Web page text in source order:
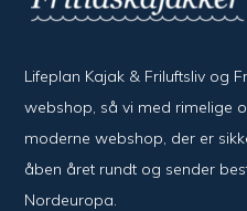
Lifeplan Kajak & Friluftsliv og
webshop, så vi med rimelige
moderne webshop, der er
åben året rundt og sender
Nordeuropa.